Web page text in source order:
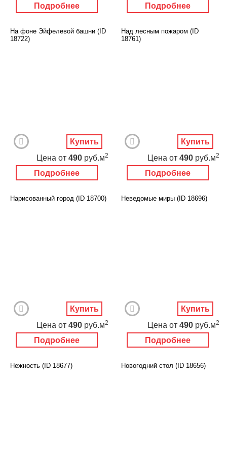
Подробнее Подробнее
На фоне Эйфелевой башни (ID
18722)
Подробнее
Цена от 490 руб.м2
Купить
Над лесным пожаром (ID
18761)
Подробнее
Цена от 490 руб.м2
Купить
Нарисованный город (ID 18700)
Подробнее
Цена от 490 руб.м2
Купить
Неведомые миры (ID 18696)
Подробнее
Цена от 490 руб.м2
Купить
Нежность (ID 18677) Новогодний стол (ID 18656)